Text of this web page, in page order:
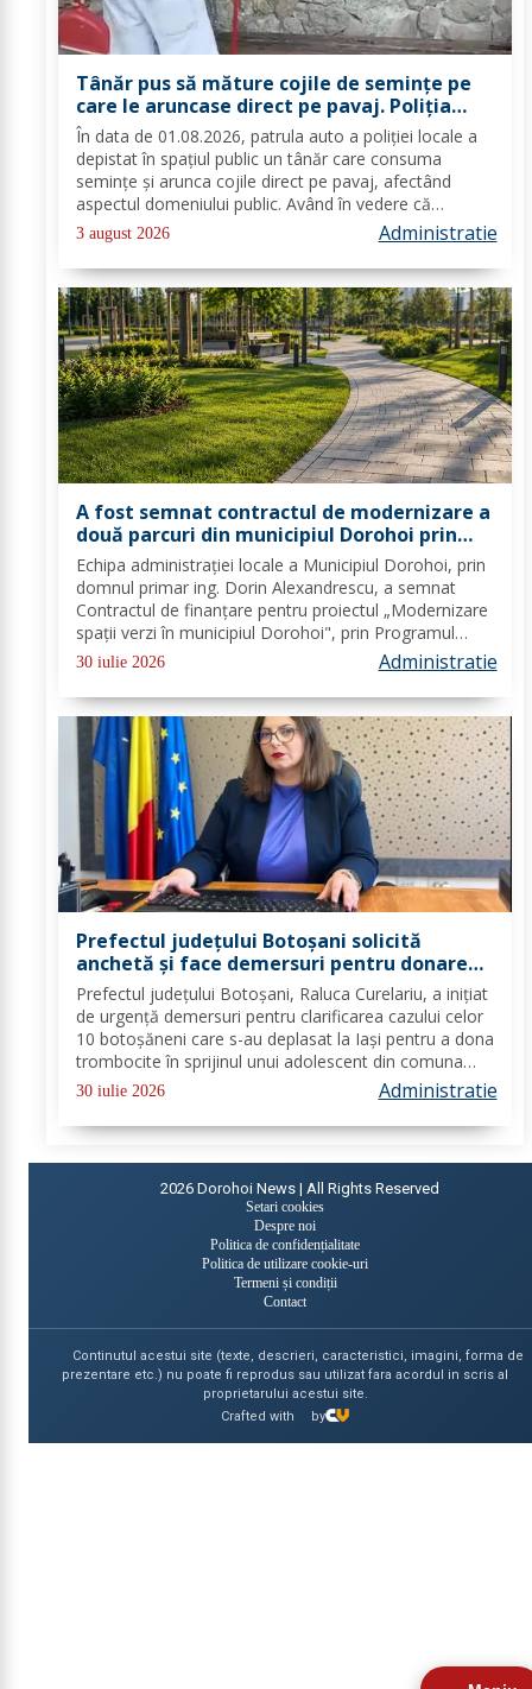
Tânăr pus să măture cojile de seminţe pe
care le aruncase direct pe pavaj. Poliţia
Locală Dorohoi: Respectul față de spațiul
comun trebuie să fie o prioritate pentru
fiecare dintre noi”
În data de 01.08.2026, patrula auto a poliției locale a
depistat în spațiul public un tânăr care consuma
semințe și arunca cojile direct pe pavaj, afectând
aspectul domeniului public. Având în vedere că
prioritatea Poliției Locale este prevenția și educarea
spiritului civic, polițiștii l-au...
3 august 2026 Administratie
A fost semnat contractul de modernizare a
două parcuri din municipiul Dorohoi prin
fonduri europene
Echipa administrației locale a Municipiul Dorohoi, prin
domnul primar ing. Dorin Alexandrescu, a semnat
Contractul de finanțare pentru proiectul „Modernizare
spații verzi în municipiul Dorohoi", prin Programul
Regional 2021–2027 - Prioritatea de investiții 3. Nord-
30 iulie 2026 Administratie
Prefectul județului Botoșani solicită
anchetă și face demersuri pentru donarea
de trombocite direct la Botoșani în cazul
adolescentului din Tudora
Prefectul județului Botoșani, Raluca Curelariu, a inițiat
de urgență demersuri pentru clarificarea cazului celor
10 botoșăneni care s-au deplasat la Iași pentru a dona
trombocite în sprijinul unui adolescent din comuna
Tudora, însă nu au putut dona. Au fost transmise
30 iulie 2026 Administratie
2026 Dorohoi News | All Rights Reserved
Setari cookies
Despre noi
Politica de confidențialitate
Politica de utilizare cookie-uri
Termeni și condiții
Contact
Continutul acestui site (texte, descrieri, caracteristici, imagini, forma de
prezentare etc.) nu poate fi reprodus sau utilizat fara acordul in scris al
proprietarului acestui site.
Crafted with
by